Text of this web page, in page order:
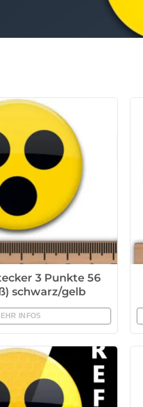
3 Punkte 56
schwarz/gelb
INFOS